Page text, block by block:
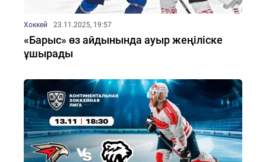
Хоккей 23.11.2025, 19:57
«Барыс» өз айдынында ауыр жеңіліске
ұшырады